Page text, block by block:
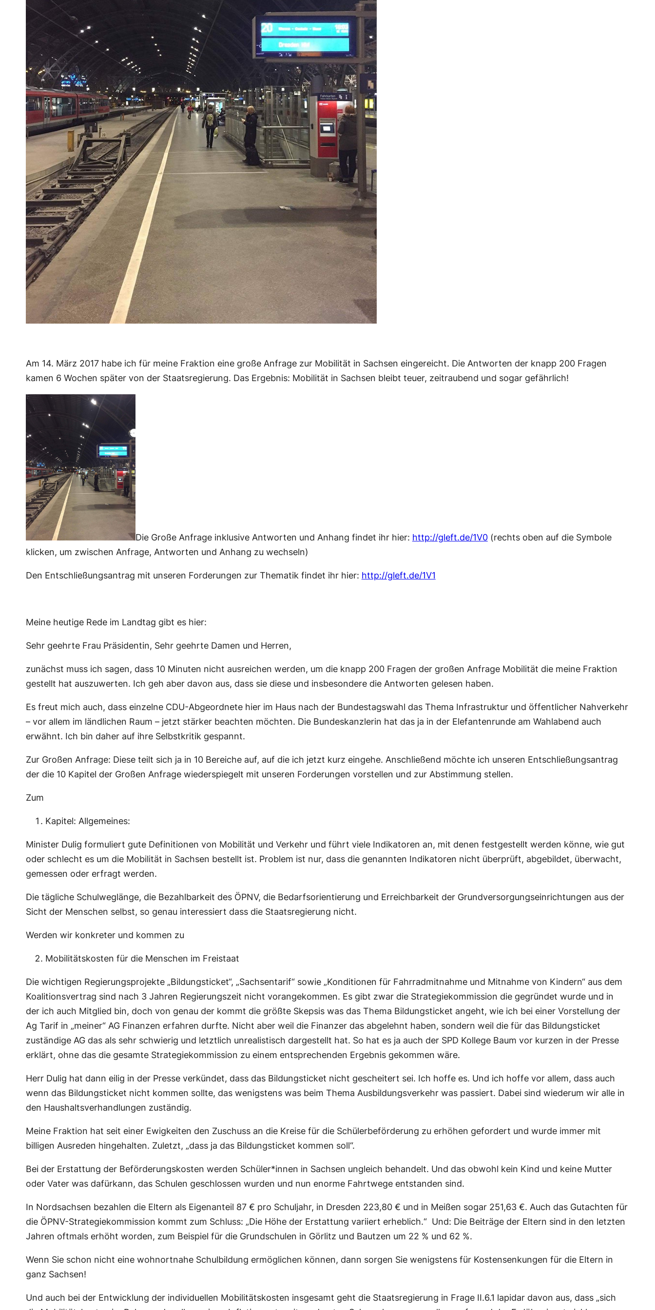
Am 14. März 2017 habe ich für meine Fraktion eine große Anfrage zur Mobilität in Sachsen eingereicht. Die Antworten der knapp 200 Fragen
kamen 6 Wochen später von der Staatsregierung. Das Ergebnis: Mobilität in Sachsen bleibt teuer, zeitraubend und sogar gefährlich!
Die Große Anfrage inklusive Antworten und Anhang findet ihr hier: http://gleft.de/1V0(rechts oben auf die Symbole
klicken, um zwischen Anfrage, Antworten und Anhang zu wechseln)
Den Entschließungsantrag mit unseren Forderungen zur Thematik findet ihr hier: http://gleft.de/1V1
Meine heutige Rede im Landtag gibt es hier:
Sehr geehrte Frau Präsidentin, Sehr geehrte Damen und Herren,
zunächst muss ich sagen, dass 10 Minuten nicht ausreichen werden, um die knapp 200 Fragen der großen Anfrage Mobilität die meine Fraktion
gestellt hat auszuwerten. Ich geh aber davon aus, dass sie diese und insbesondere die Antworten gelesen haben.
Es freut mich auch, dass einzelne CDU-Abgeordnete hier im Haus nach der Bundestagswahl das Thema Infrastruktur und öffentlicher Nahverkehr
– vor allem im ländlichen Raum – jetzt stärker beachten möchten. Die Bundeskanzlerin hat das ja in der Elefantenrunde am Wahlabend auch
erwähnt. Ich bin daher auf ihre Selbstkritik gespannt.
Zur Großen Anfrage: Diese teilt sich ja in 10 Bereiche auf, auf die ich jetzt kurz eingehe. Anschließend möchte ich unseren Entschließungsantrag
der die 10 Kapitel der Großen Anfrage wiederspiegelt mit unseren Forderungen vorstellen und zur Abstimmung stellen.
Zum
Kapitel: Allgemeines:
Minister Dulig formuliert gute Definitionen von Mobilität und Verkehr und führt viele Indikatoren an, mit denen festgestellt werden könne, wie gut
oder schlecht es um die Mobilität in Sachsen bestellt ist. Problem ist nur, dass die genannten Indikatoren nicht überprüft, abgebildet, überwacht,
gemessen oder erfragt werden.
Die tägliche Schulweglänge, die Bezahlbarkeit des ÖPNV, die Bedarfsorientierung und Erreichbarkeit der Grundversorgungseinrichtungen aus der
Sicht der Menschen selbst, so genau interessiert dass die Staatsregierung nicht.
Werden wir konkreter und kommen zu
Mobilitätskosten für die Menschen im Freistaat
Die wichtigen Regierungsprojekte „Bildungsticket“, „Sachsentarif“ sowie „Konditionen für Fahrradmitnahme und Mitnahme von Kindern“ aus dem
Koalitionsvertrag sind nach 3 Jahren Regierungszeit nicht vorangekommen. Es gibt zwar die Strategiekommission die gegründet wurde und in
der ich auch Mitglied bin, doch von genau der kommt die größte Skepsis was das Thema Bildungsticket angeht, wie ich bei einer Vorstellung der
Ag Tarif in „meiner“ AG Finanzen erfahren durfte. Nicht aber weil die Finanzer das abgelehnt haben, sondern weil die für das Bildungsticket
zuständige AG das als sehr schwierig und letztlich unrealistisch dargestellt hat. So hat es ja auch der SPD Kollege Baum vor kurzen in der Presse
erklärt, ohne das die gesamte Strategiekommission zu einem entsprechenden Ergebnis gekommen wäre.
Herr Dulig hat dann eilig in der Presse verkündet, dass das Bildungsticket nicht gescheitert sei. Ich hoffe es. Und ich hoffe vor allem, dass auch
wenn das Bildungsticket nicht kommen sollte, das wenigstens was beim Thema Ausbildungsverkehr was passiert. Dabei sind wiederum wir alle in
den Haushaltsverhandlungen zuständig.
Meine Fraktion hat seit einer Ewigkeiten den Zuschuss an die Kreise für die Schülerbeförderung zu erhöhen gefordert und wurde immer mit
billigen Ausreden hingehalten. Zuletzt, „dass ja das Bildungsticket kommen soll“.
Bei der Erstattung der Beförderungskosten werden Schüler*innen in Sachsen ungleich behandelt. Und das obwohl kein Kind und keine Mutter
oder Vater was dafürkann, das Schulen geschlossen wurden und nun enorme Fahrtwege entstanden sind.
In Nordsachsen bezahlen die Eltern als Eigenanteil 87 € pro Schuljahr, in Dresden 223,80 € und in Meißen sogar 251,63 €. Auch das Gutachten für
die ÖPNV-Strategiekommission kommt zum Schluss: „Die Höhe der Erstattung variiert erheblich.“ Und: Die Beiträge der Eltern sind in den letzten
Jahren oftmals erhöht worden, zum Beispiel für die Grundschulen in Görlitz und Bautzen um 22 % und 62 %.
Wenn Sie schon nicht eine wohnortnahe Schulbildung ermöglichen können, dann sorgen Sie wenigstens für Kostensenkungen für die Eltern in
ganz Sachsen!
Und auch bei der Entwicklung der individuellen Mobilitätskosten insgesamt geht die Staatsregierung in Frage II.6.1 lapidar davon aus, dass „sich